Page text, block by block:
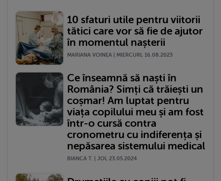
10 sfaturi utile pentru viitorii
tătici care vor să fie de ajutor
în momentul nașterii
MARIANA VOINEA | MIERCURI, 16.08.2023
Ce înseamnă să naști în
România? Simți că trăiești un
coșmar! Am luptat pentru
viața copilului meu și am fost
într-o cursă contra
cronometru cu indiferența și
nepăsarea sistemului medical
BIANCA T. | JOI, 23.05.2024